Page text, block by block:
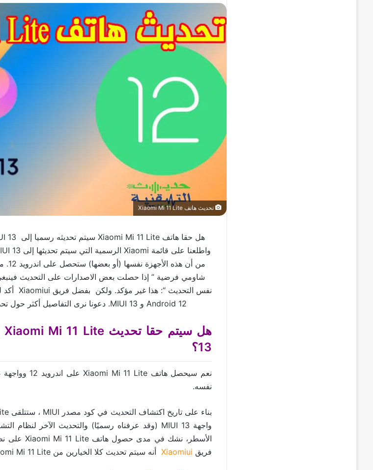
تحديث هاتف Xiaomi Mi 11 Lite
من
شاومي فرضية ” إذا حصلت بعض الاصدارات على التحديث
Android 12 و MIUI 13. دعونا نرى التفاصيل أكثر حول تحديث هاتف Xiaomi Mi 11 Lite .
13؟
نفسه.
فريق Xiaomiuiأنه سيتم تحديث كلا الخيارين من Xiaomi Mi 11 Lite ( 5G و 4G )